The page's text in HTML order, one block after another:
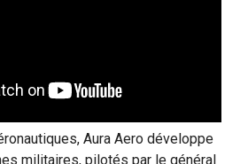
Aura Aero développe
militaires, pilotés par le général